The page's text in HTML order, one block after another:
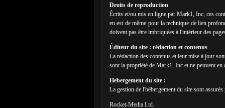
Droits de reproduction
Écrits et/ou mis en ligne par Mark1, Inc, ces
en est de même pour la technique de lien
doivent pas être imbriquées à l'intérieur des
Éditeur du site : rédaction et contenus
La rédaction des contenus et leur mise à jour
sont la propriété de Mark1, Inc et ne peuvent
Hebergement du site :
La gestion de l'hébergement du site sont
Rocket-Media Ltd.